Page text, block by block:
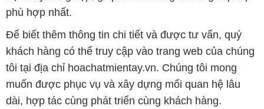
phù hợp nhất.
Để biết thêm thông tin chi tiết và được tư vấn, quý
khách hàng có thể truy cập vào trang web của chúng
tôi tại địa chỉ hoachatmientay.vn. Chúng tôi mong
muốn được phục vụ và xây dựng mối quan hệ lâu
dài, hợp tác cùng phát triển cùng khách hàng.